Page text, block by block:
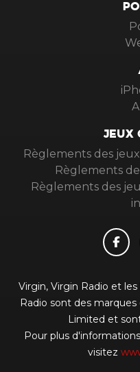
JEUX
Règlements des
Règlements
Règlements des
Virgin, Virgin Radio et
Radio sont des
Limited et
Pour plus
visitez